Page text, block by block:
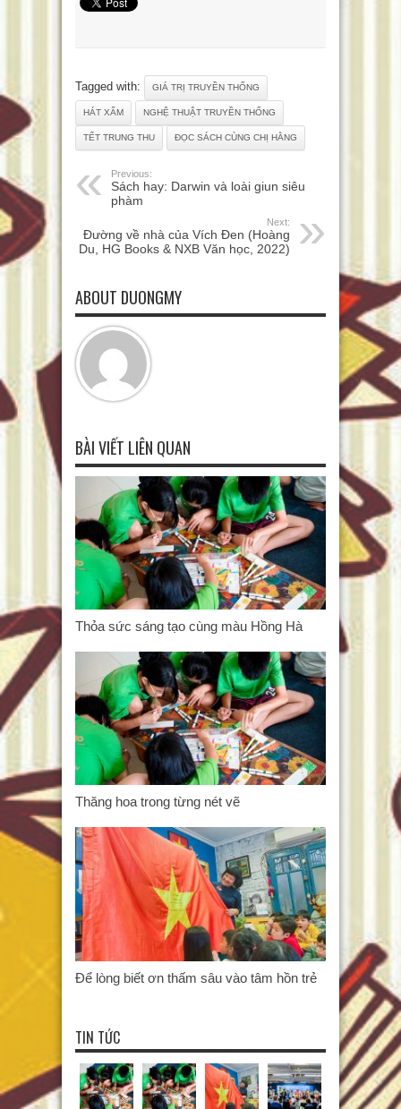
Tagged with: GIÁ TRỊ TRUYỀN THỐNG
HÁT XẨM NGHỆ THUẬT TRUYỀN THỐNG
TẾT TRUNG THU ĐỌC SÁCH CÙNG CHỊ HẰNG
Previous:
Sách hay: Darwin và loài giun siêu
phàm
Next:
Đường về nhà của Vích Đen (Hoàng
Du, HG Books & NXB Văn học, 2022)
ABOUT DUONGMY
BÀI VIẾT LIÊN QUAN
Thỏa sức sáng tạo cùng màu Hồng Hà
Thăng hoa trong từng nét vẽ
Để lòng biết ơn thấm sâu vào tâm hồn trẻ
TIN TỨC